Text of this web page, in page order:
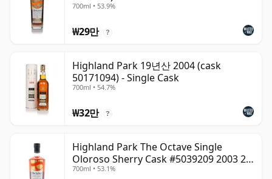
700ml • 53.9%
₩29만 ?
Highland Park 19년산 2004 (cask
50171094) - Single Cask
700ml • 54.7%
₩32만 ?
Highland Park The Octave Single
Oloroso Sherry Cask #5039209 2003 22
년산
700ml • 53.1%